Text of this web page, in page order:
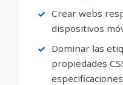
Crear webs
dispositivos
Dominar las
propiedades